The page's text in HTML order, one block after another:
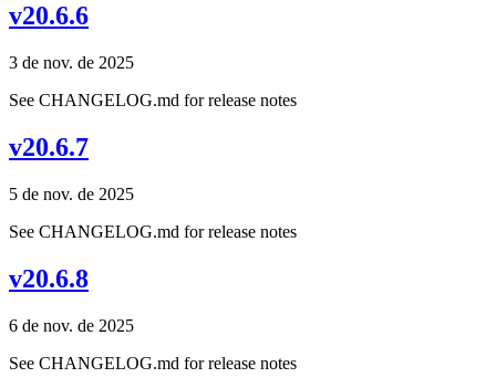
v20.6.6
3 de nov. de 2025
See CHANGELOG.md for release notes
v20.6.7
5 de nov. de 2025
See CHANGELOG.md for release notes
v20.6.8
6 de nov. de 2025
See CHANGELOG.md for release notes